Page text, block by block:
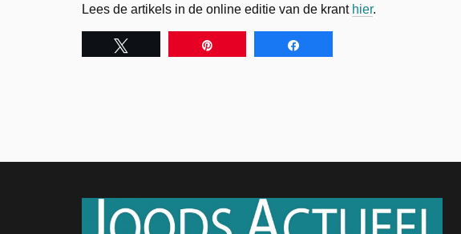
Lees de artikels in de online editie van de krant hier.